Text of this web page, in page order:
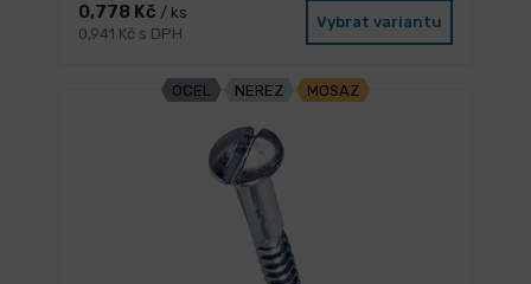
0,778 Kč / ks
0,941 Kč s DPH
Vybrat variantu
OCEL NEREZ MOSAZ